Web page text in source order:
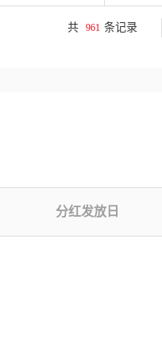
共 961 条记录
分红发放日